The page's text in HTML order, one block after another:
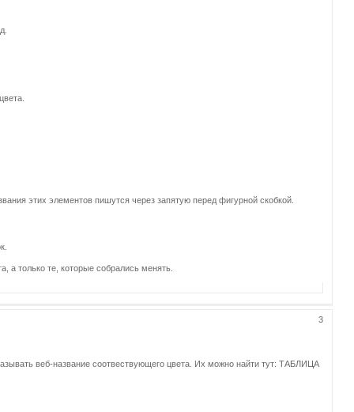
этих элементов пишутся через запятую перед фигурной скобкой.
только те, которые собрались менять.
3
веб-название соотвествующего цвета. Их можно найти тут: ТАБЛИЦА